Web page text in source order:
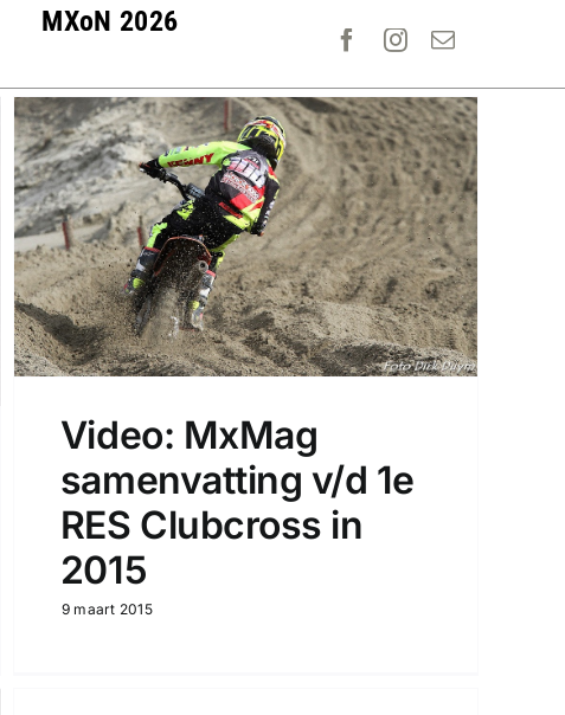
MXoN 2026
Video: MxMag
samenvatting v/d 1e
RES Clubcross in
2015
9 maart 2015